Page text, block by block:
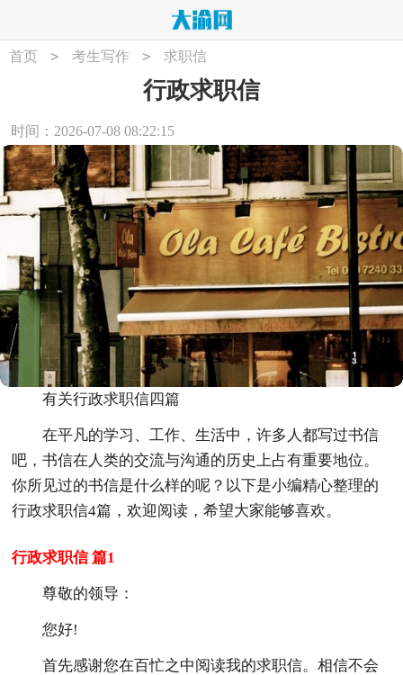
首页 > 考生写作 > 求职信
行政求职信
时间：2026-07-08 08:22:15
有关行政求职信四篇
在平凡的学习、工作、生活中，许多人都写过书信
吧，书信在人类的交流与沟通的历史上占有重要地位。
你所见过的书信是什么样的呢？以下是小编精心整理的
行政求职信4篇，欢迎阅读，希望大家能够喜欢。
行政求职信 篇1
尊敬的领导：
您好!
首先感谢您在百忙之中阅读我的求职信。相信不会